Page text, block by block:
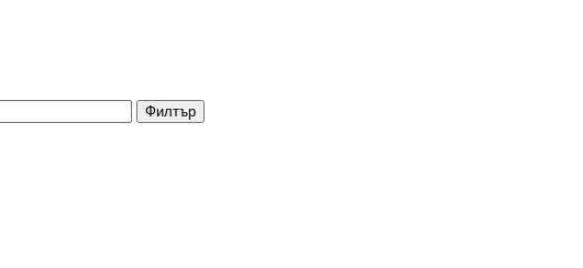
Филтър